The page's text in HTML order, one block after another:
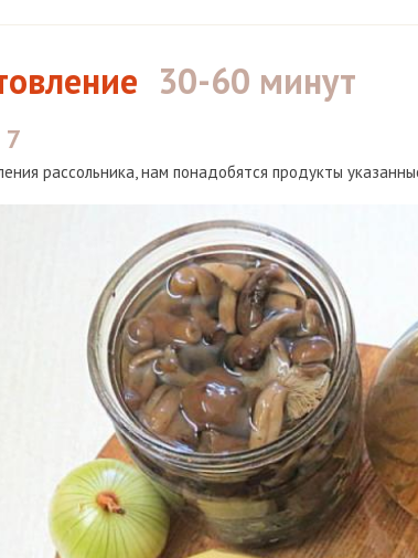
30-60 минут
7
рассольника, нам понадобятся продукты